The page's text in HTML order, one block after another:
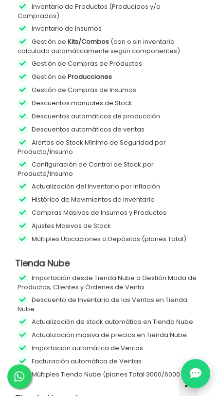
Inventario de Productos (Producidos y/o
Comprados)
Inventario de Insumos
Gestión de Kits/Combos (con o sin inventario
calculado automáticamente según componentes)
Gestión de Compras de Productos
Gestión de Producciones
Gestión de Compras de Insumos
Descuentos manuales de Stock
Descuentos automáticos de producción
Descuentos automáticos de ventas
Alertas de Stock Mínimo de Seguridad por
Producto/Insumo
Configuración de Control de Stock por
Producto/Insumo
Actualización del Inventario por Inflación
Histórico de Movimientos de Inventario
Compras Masivas de Insumos y Productos
Ajustes Masivos de Stock
Múltiples Ubicaciones o Depósitos (planes Total)
Tienda Nube
Importación desde Tienda Nube a Gestión Moda de
Productos, Clientes y Órdenes de Venta.
Descuento de Inventario de las Ventas en Tienda
Nube.
Actualización de stock automática en Tienda Nube.
Actualización masiva de precios en Tienda Nube.
Importación automática de Ventas.
Facturación automática de Ventas.
Múltiples Tienda Nube (planes Total 3000/6000).